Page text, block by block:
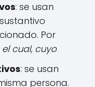
: se usan
Por
el cual, cuyo
: se usan
persona.